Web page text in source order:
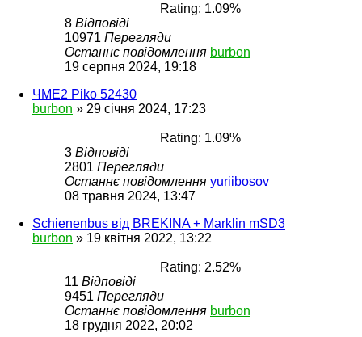
Rating: 1.09%
8 Відповіді
10971 Перегляди
Останнє повідомлення burbon
19 серпня 2024, 19:18
ЧМЕ2 Piko 52430
burbon » 29 січня 2024, 17:23
Rating: 1.09%
3 Відповіді
2801 Перегляди
Останнє повідомлення yuriibosov
08 травня 2024, 13:47
Schienenbus від BREKINA + Marklin mSD3
burbon » 19 квітня 2022, 13:22
Rating: 2.52%
11 Відповіді
9451 Перегляди
Останнє повідомлення burbon
18 грудня 2022, 20:02